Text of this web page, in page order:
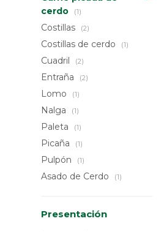
cerdo
(1)
Costillas (2)
Costillas de cerdo (1)
Cuadril (2)
Entraña (2)
Lomo (1)
Nalga (1)
Paleta (1)
Picaña (1)
Pulpón (1)
Asado de Cerdo (1)
Presentación